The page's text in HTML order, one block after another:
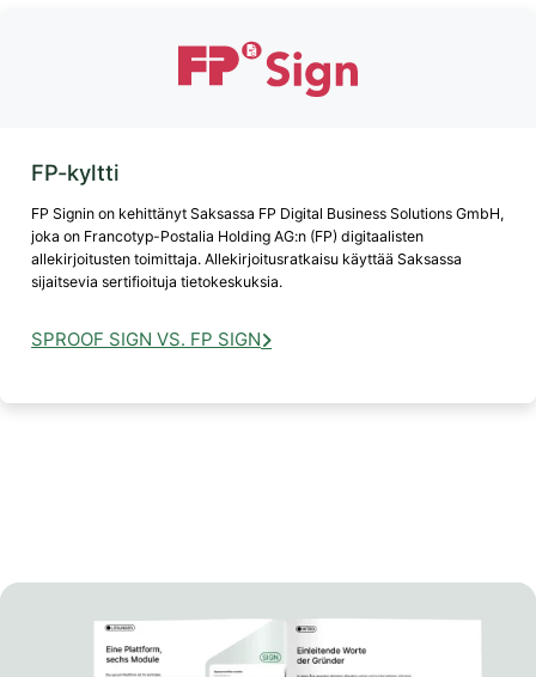
FP-kyltti
FP Signin on kehittänyt Saksassa FP Digital Business Solutions GmbH,
joka on Francotyp-Postalia Holding AG:n (FP) digitaalisten
allekirjoitusten toimittaja. Allekirjoitusratkaisu käyttää Saksassa
sijaitsevia sertifioituja tietokeskuksia.
SPROOF SIGN VS. FP SIGN